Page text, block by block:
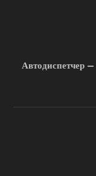
Автодиспетчер